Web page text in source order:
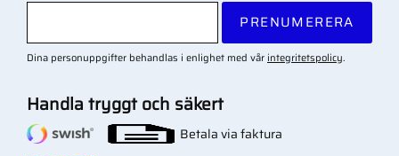
PRENUMERERA
Dina personuppgifter behandlas i enlighet med vår integritetspolicy.
Handla tryggt och säkert
Betala via faktura